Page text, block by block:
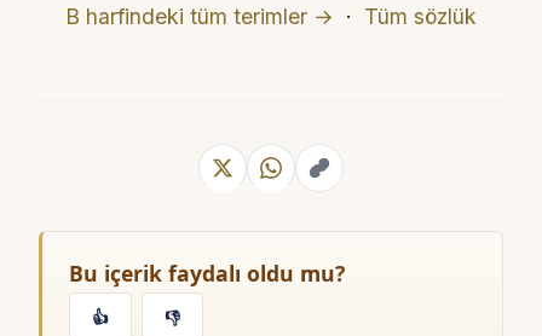
B harfindeki tüm terimler → · Tüm sözlük
Bu içerik faydalı oldu mu?
👍 👎